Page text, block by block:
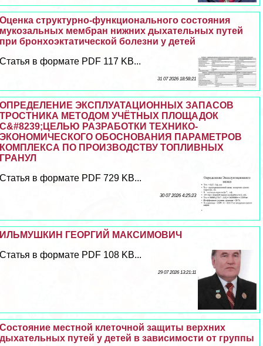
Оценка структурно-функционального состояния
мукозальных мембран нижних дыхательных путей
при бронхоэктатической болезни у детей
Статья в формате PDF 117 KB...
31 07 2026 18:58:21
ОПРЕДЕЛЕНИЕ ЭКСПЛУАТАЦИОННЫХ ЗАПАСОВ
ТРОСТНИКА МЕТОДОМ УЧЁТНЫХ ПЛОЩАДОК
С&#8239;ЦЕЛЬЮ РАЗРАБОТКИ ТЕХНИКО-
ЭКОНОМИЧЕСКОГО ОБОСНОВАНИЯ ПАРАМЕТРОВ
КОМПЛЕКСА ПО ПРОИЗВОДСТВУ ТОПЛИВНЫХ
ГРАНУЛ
Статья в формате PDF 729 KB...
30 07 2026 4:25:23
ИЛЬМУШКИН ГЕОРГИЙ МАКСИМОВИЧ
Статья в формате PDF 108 KB...
29 07 2026 13:21:11
Состояние местной клеточной защиты верхних
дыхательных путей у детей в зависимости от группы